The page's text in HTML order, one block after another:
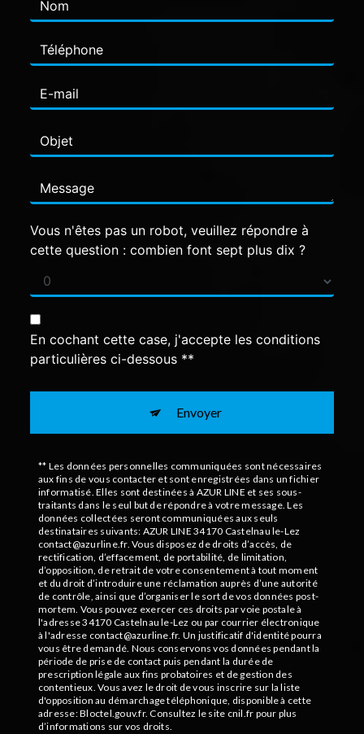
Vous n'êtes pas un robot, veuillez répondre à
cette question : combien font sept plus dix ?
En cochant cette case, j'accepte les conditions
particulières ci-dessous **
Envoyer
** Les données personnelles communiquées sont nécessaires
aux fins de vous contacter et sont enregistrées dans un fichier
informatisé. Elles sont destinées à AZUR LINE et ses sous-
traitants dans le seul but de répondre à votre message. Les
données collectées seront communiquées aux seuls
destinataires suivants: AZUR LINE 34170 Castelnau le-Lez
contact@azurline.fr. Vous disposez de droits d’accès, de
rectification, d’effacement, de portabilité, de limitation,
d’opposition, de retrait de votre consentement à tout moment
et du droit d’introduire une réclamation auprès d’une autorité
de contrôle, ainsi que d’organiser le sort de vos données post-
mortem. Vous pouvez exercer ces droits par voie postale à
l'adresse 34170 Castelnau le-Lez ou par courrier électronique
à l'adresse contact@azurline.fr. Un justificatif d'identité pourra
vous être demandé. Nous conservons vos données pendant la
période de prise de contact puis pendant la durée de
prescription légale aux fins probatoires et de gestion des
contentieux. Vous avez le droit de vous inscrire sur la liste
d'opposition au démarchage téléphonique, disponible à cette
adresse:Bloctel.gouv.fr. Consultez le site cnil.fr pour plus
d’informations sur vos droits.